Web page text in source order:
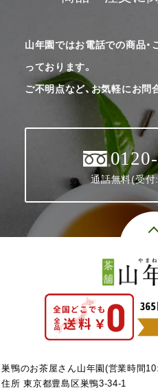
山年園ではお電話での商品
っております。
ご不明点など、お気軽にお問
通話無料(受
巣鴨のお茶屋さん山年園(営業時間
住所 東京都豊島区巣鴨3-34-1